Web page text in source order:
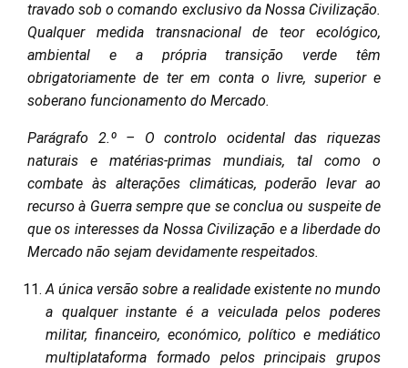
travado sob o comando exclusivo da Nossa Civilização.
Qualquer medida transnacional de teor ecológico,
ambiental e a própria transição verde têm
obrigatoriamente de ter em conta o livre, superior e
soberano funcionamento do Mercado.
Parágrafo 2.º – O controlo ocidental das riquezas
naturais e matérias-primas mundiais, tal como o
combate às alterações climáticas, poderão levar ao
recurso à Guerra sempre que se conclua ou suspeite de
que os interesses da Nossa Civilização e a liberdade do
Mercado não sejam devidamente respeitados.
A única versão sobre a realidade existente no mundo
a qualquer instante é a veiculada pelos poderes
militar, financeiro, económico, político e mediático
multiplataforma formado pelos principais grupos